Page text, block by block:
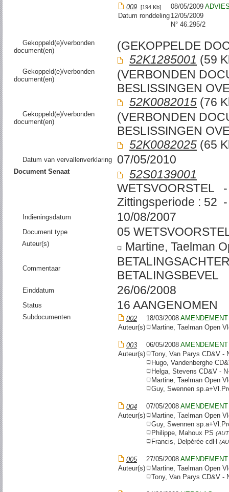
009 [194 Kb] 08/05/2009
Datum ronddeling 12/05/2009
N° 46.295/2
Gekoppeld(e)/verbonden
document(en)
(GEKOPPELDE
52K1285001 (59
Gekoppeld(e)/verbonden
document(en)
(VERBONDEN
BESLISSINGEN
52K0082015 (76
Gekoppeld(e)/verbonden
document(en)
(VERBONDEN
BESLISSINGEN
52K0082025 (65
Datum van vervallenverklaring 07/05/2010
Document Senaat
52S0139001
WETSVOORSTEL
Zittingsperiode : 52
Indieningsdatum 10/08/2007
Document type 05
Auteur(s) Martine, Taelman
Commentaar
BETALINGSBEVEL
Einddatum 26/06/2008
Status 16 AANGENOMEN
Subdocumenten 002 18/03/2008 AMENDEMENT
Auteur(s)
Martine, Taelman Open
003 06/05/2008 AMENDEMENT
Auteur(s)
Tony, Van Parys CD&V -
Hugo, Vandenberghe
Helga, Stevens CD&V -
Martine, Taelman Open
Guy, Swennen
004 07/05/2008 AMENDEMENT
Auteur(s)
Martine, Taelman Open
Guy, Swennen
Philippe, Mahoux PS
Francis, Delpérée cdH
005 27/05/2008 AMENDEMENT
Auteur(s)
Martine, Taelman Open
Tony, Van Parys CD&V -